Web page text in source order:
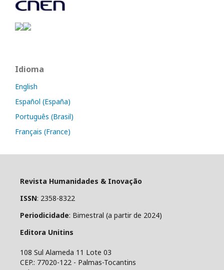
Idioma
English
Español (España)
Português (Brasil)
Français (France)
Revista Humanidades & Inovação
ISSN: 2358-8322
Periodicidade: Bimestral (a partir de 2024)
Editora Unitins
108 Sul Alameda 11 Lote 03
CEP.: 77020-122 - Palmas-Tocantins